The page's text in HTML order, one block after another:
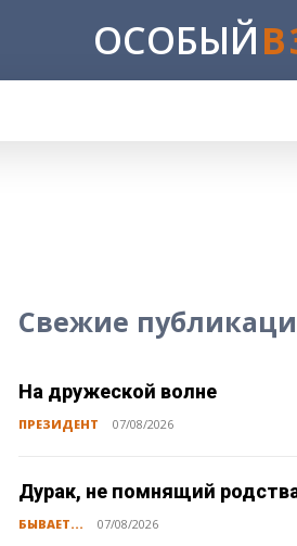
ОСОБЫЙ
Свежие
На дружеской волне
ПРЕЗИДЕНТ 07/08/2026
Дурак, не помнящий
БЫВАЕТ... 07/08/2026